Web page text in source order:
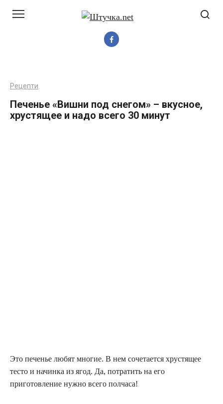
Рецепти
Печенье «Вишни под снегом» – вкусное,
хрустящее и надо всего 30 минут
Это печенье любят многие. В нем сочетается хрустящее
тесто и начинка из ягод. Да, потратить на его
приготовление нужно всего полчаса!